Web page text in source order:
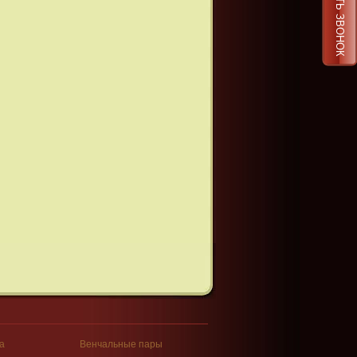
Венчальные пары